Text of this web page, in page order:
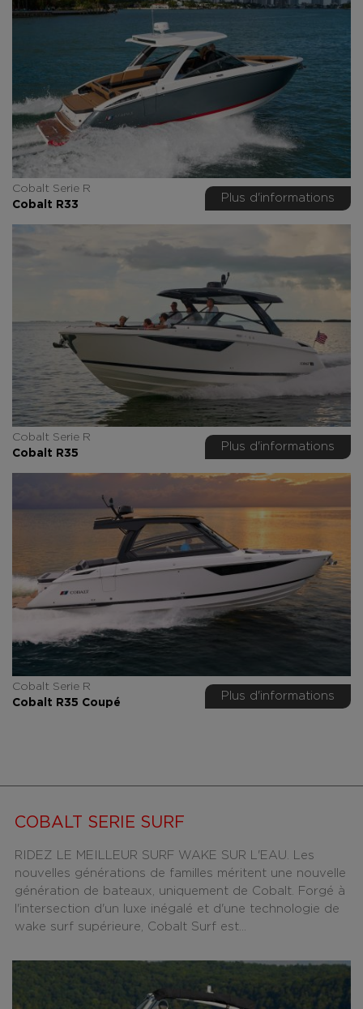
Cobalt Serie R
Cobalt R33
Plus d'informations
Cobalt Serie R
Cobalt R35
Plus d'informations
Cobalt Serie R
Cobalt R35 Coupé
Plus d'informations
COBALT SERIE SURF
RIDEZ LE MEILLEUR SURF WAKE SUR L'EAU. Les
nouvelles générations de familles méritent une nouvelle
génération de bateaux, uniquement de Cobalt. Forgé à
l'intersection d'un luxe inégalé et d'une technologie de
wake surf supérieure, Cobalt Surf est...